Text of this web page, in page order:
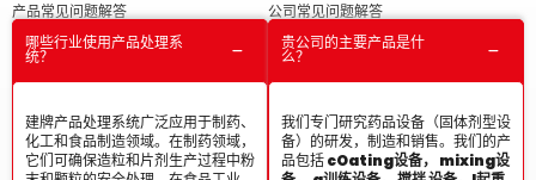
产品常见问题解答
哪些行业使用产品处理系
统？
建牌产品处理系统广泛应用于制药、
化工和食品制造领域。在制药领域，
它们可确保造粒和片剂生产过程中粉
公司常见问题解答
贵公司的主要产品是什
么？
我们专门研究药品设备（固体剂型设
备）的研发，制造和销售。我们的产
品包括cOating设备， mixing设